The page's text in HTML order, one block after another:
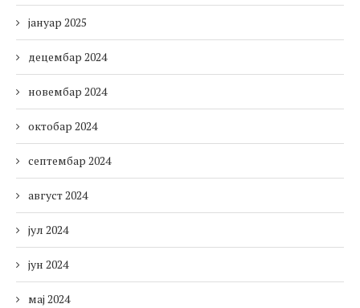
јануар 2025
децембар 2024
новембар 2024
октобар 2024
септембар 2024
август 2024
јул 2024
јун 2024
мај 2024